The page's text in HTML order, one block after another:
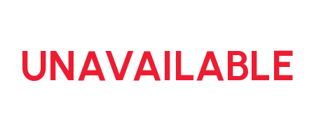
UNAVAILABLE